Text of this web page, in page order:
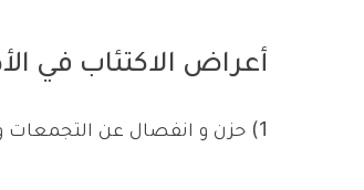
أعراض الاكتئاب في
1) حزن و انفصال عن التجمعات و شعوره بالملل طوال الوقت .